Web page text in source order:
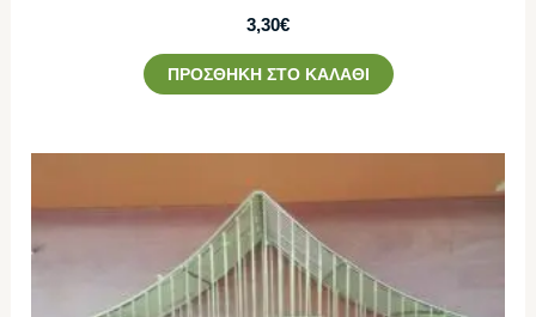
3,30€
ΠΡΟΣΘΉΚΗ ΣΤΟ ΚΑΛΆΘΙ